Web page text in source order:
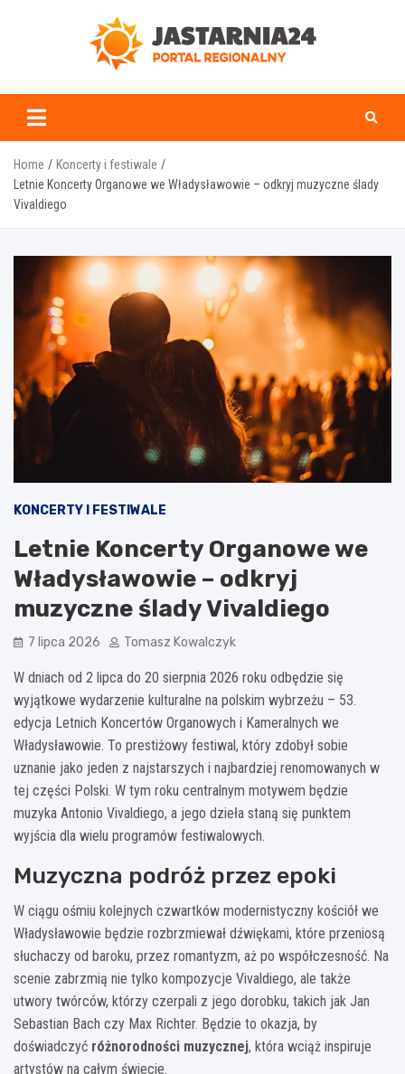
jastarnia24.pl
Home
Koncerty i festiwale
Letnie Koncerty Organowe we Władysławowie – odkryj muzyczne ślady
Vivaldiego
KONCERTY I FESTIWALE
Letnie Koncerty Organowe we
Władysławowie – odkryj
muzyczne ślady Vivaldiego
7 lipca 2026 Tomasz Kowalczyk
W dniach od 2 lipca do 20 sierpnia 2026 roku odbędzie się
wyjątkowe wydarzenie kulturalne na polskim wybrzeżu – 53.
edycja Letnich Koncertów Organowych i Kameralnych we
Władysławowie. To prestiżowy festiwal, który zdobył sobie
uznanie jako jeden z najstarszych i najbardziej renomowanych w
tej części Polski. W tym roku centralnym motywem będzie
muzyka Antonio Vivaldiego, a jego dzieła staną się punktem
wyjścia dla wielu programów festiwalowych.
Muzyczna podróż przez epoki
W ciągu ośmiu kolejnych czwartków modernistyczny kościół we
Władysławowie będzie rozbrzmiewał dźwiękami, które przeniosą
słuchaczy od baroku, przez romantyzm, aż po współczesność. Na
scenie zabrzmią nie tylko kompozycje Vivaldiego, ale także
utwory twórców, którzy czerpali z jego dorobku, takich jak Jan
Sebastian Bach czy Max Richter. Będzie to okazja, by
doświadczyć różnorodności muzycznej, która wciąż inspiruje
artystów na całym świecie.